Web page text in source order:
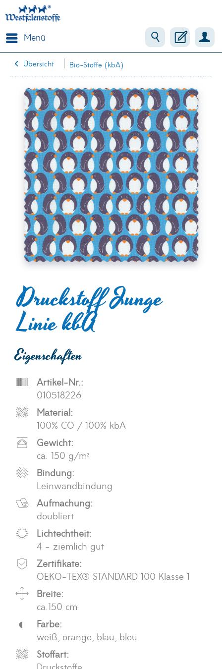
Menü
Übersicht Bio-Stoffe (kbA)
Druckstoff Junge
Linie kbA
Eigenschaften
Artikel-Nr.:
010518226
Material:
100% CO / 100% kbA
Gewicht:
ca. 150 g/m²
Bindung:
Leinwandbindung
Aufmachung:
doubliert
Lichtechtheit:
4 - ziemlich gut
Zertifikate:
OEKO-TEX® STANDARD 100 Klasse 1
Breite:
ca.150 cm
Farbe:
weiß, orange, blau, bleu
Stoffart:
Druckstoffe